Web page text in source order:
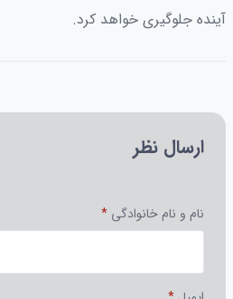
آینده جلوگیری خواهد کرد.
ارسال نظر
نام و نام خانوادگی *